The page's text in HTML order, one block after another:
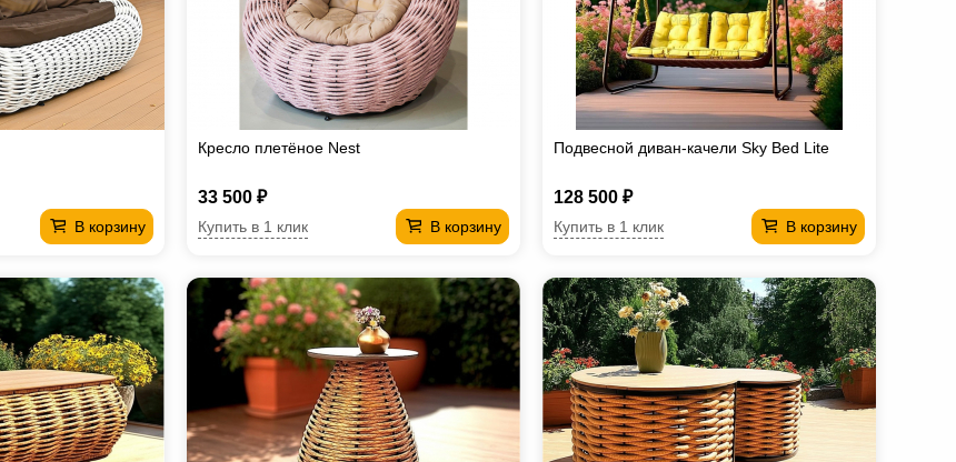
В корзину
Кресло плетёное Nest
33 500 ₽
В корзину
Купить в 1 клик
Подвесной диван-качели Sky Bed Lite
128 500 ₽
В корзину
Купить в 1 клик